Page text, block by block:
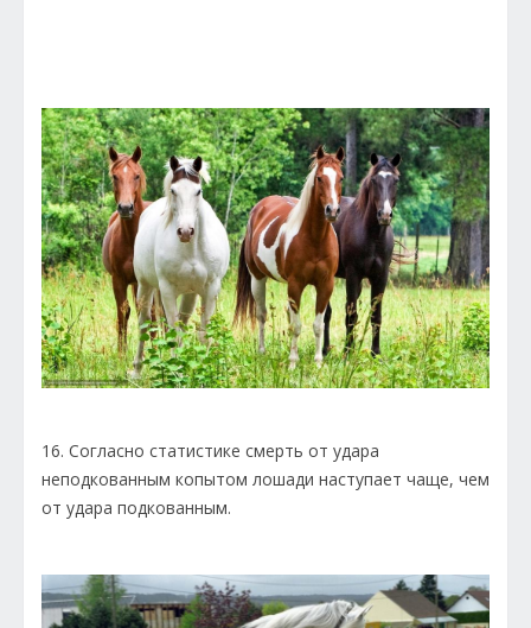
16. Согласно статистике смерть от удара
неподкованным копытом лошади наступает чаще, чем
от удара подкованным.